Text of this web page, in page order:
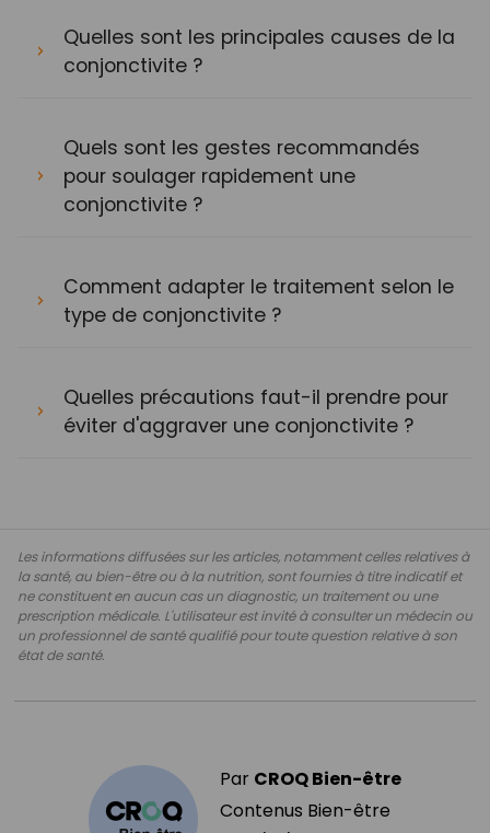
Quelles sont les principales causes de la
conjonctivite ?
Quels sont les gestes recommandés
pour soulager rapidement une
conjonctivite ?
Comment adapter le traitement selon le
type de conjonctivite ?
Quelles précautions faut-il prendre pour
éviter d'aggraver une conjonctivite ?
Les informations diffusées sur les articles, notamment celles relatives à
la santé, au bien-être ou à la nutrition, sont fournies à titre indicatif et
ne constituent en aucun cas un diagnostic, un traitement ou une
prescription médicale. L'utilisateur est invité à consulter un médecin ou
un professionnel de santé qualifié pour toute question relative à son
état de santé.
Par CROQ Bien-être
Contenus Bien-être